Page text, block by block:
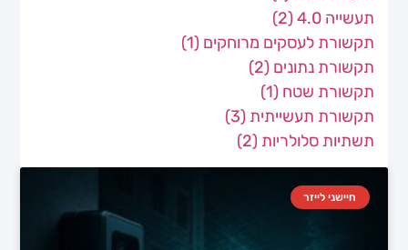
חיישני לייזר
תעשייה 4.0
(2)
תקשורת לעסקים מרוחקים (1)
תקשורת נתונים (2)
תקשורת שטח (1)
תקשורת תעשייתית (3)
תשתיות סלולריות (2)